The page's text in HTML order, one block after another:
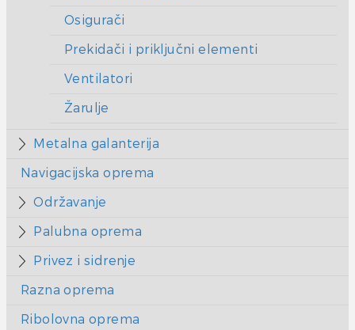
Osigurači
Prekidači i priključni elementi
Ventilatori
Žarulje
Metalna galanterija
Navigacijska oprema
Održavanje
Palubna oprema
Privez i sidrenje
Razna oprema
Ribolovna oprema